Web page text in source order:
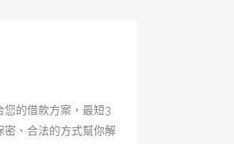
的借款方案，最短3
密、合法的方式幫你解